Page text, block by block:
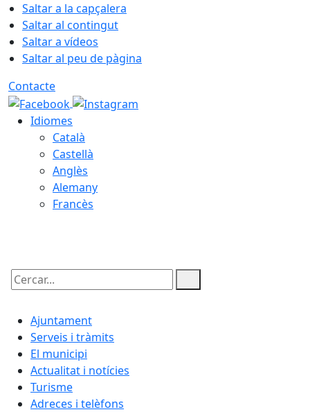
Saltar a la capçalera
Saltar al contingut
Saltar a vídeos
Saltar al peu de pàgina
Contacte
Idiomes
Català
Castellà
Anglès
Alemany
Francès
Cercar:
Ajuntament
Serveis i tràmits
El municipi
Actualitat i notícies
Turisme
Adreces i telèfons